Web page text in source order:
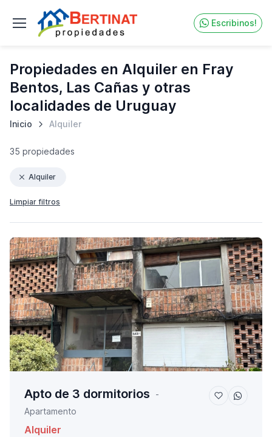
Escribinos!
Propiedades en Alquiler en Fray
Bentos, Las Cañas y otras
localidades de Uruguay
Inicio Alquiler
35 propiedades
Alquiler
Limpiar filtros
Apto de 3 dormitorios
-
Apartamento
Alquiler